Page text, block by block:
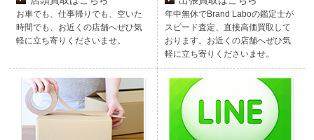
お車でも、仕事帰りでも、空いた
時間でも、お近くの店舗へぜひ気
軽に立ち寄りくださいませ。
年中無休でBrand Laboの鑑定士が
スピード査定、直接高価買取して
おります。お近くの店舗へぜひ気
軽に立ち寄りくださいませ。